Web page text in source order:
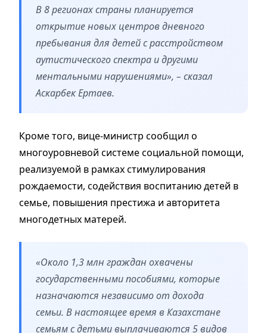
В 8 регионах страны планируется
открытие новых центров дневного
пребывания для детей с расстройством
аутистического спектра и другими
ментальными нарушениями», – сказал
Аскарбек Ертаев.
Кроме того, вице-министр сообщил о
многоуровневой системе социальной помощи,
реализуемой в рамках стимулирования
рождаемости, содействия воспитанию детей в
семье, повышения престижа и авторитета
многодетных матерей.
«Около 1,3 млн граждан охвачены
государственными пособиями, которые
назначаются независимо от дохода
семьи. В настоящее время в Казахстане
семьям с детьми выплачиваются 5 видов